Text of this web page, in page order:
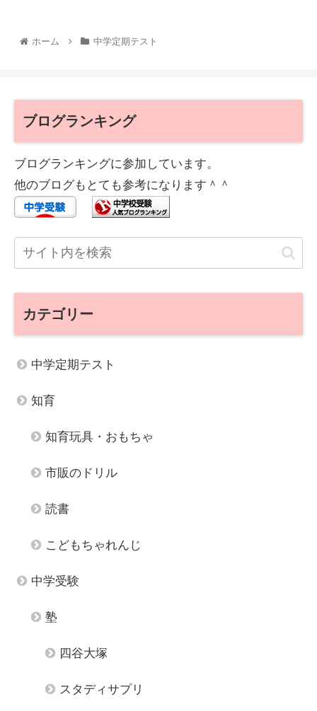
ホーム 中学定期テスト
ブログランキング
ブログランキングに参加しています。
他のブログもとても参考になります＾＾
カテゴリー
中学定期テスト
知育
知育玩具・おもちゃ
市販のドリル
読書
こどもちゃれんじ
中学受験
塾
四谷大塚
スタディサプリ